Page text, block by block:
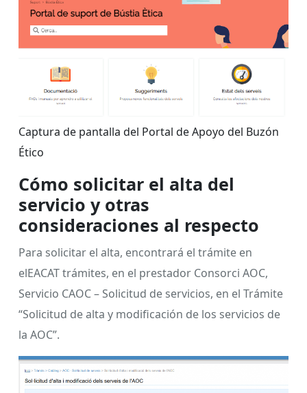
Captura de pantalla del Portal de Apoyo del Buzón
Ético
Cómo solicitar el alta del
servicio y otras
consideraciones al respecto
Para solicitar el alta, encontrará el trámite en
elEACAT trámites, en el prestador Consorci AOC,
Servicio CAOC – Solicitud de servicios, en el Trámite
“Solicitud de alta y modificación de los servicios de
la AOC”.